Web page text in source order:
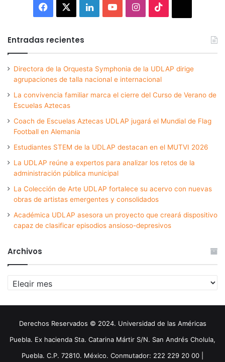
Facebook LinkedInYouTubeInstagram
Entradas recientes
Directora de la Orquesta Symphonia de la UDLAP dirige
agrupaciones de talla nacional e internacional
La convivencia familiar marca el cierre del Curso de Verano de
Escuelas Aztecas
Coach de Escuelas Aztecas UDLAP jugará el Mundial de Flag
Football en Alemania
Estudiantes STEM de la UDLAP destacan en el MUTVI 2026
La UDLAP reúne a expertos para analizar los retos de la
administración pública municipal
La Colección de Arte UDLAP fortalece su acervo con nuevas
obras de artistas emergentes y consolidados
Académica UDLAP asesora un proyecto que creará dispositivo
capaz de clasificar episodios ansioso-depresivos
Archivos
Archivos
Derechos Reservados © 2024. Universidad de las Américas
Puebla. Ex hacienda Sta. Catarina Mártir S/N. San Andrés Cholula,
Puebla. C.P. 72810. México. Conmutador: 222 229 20 00 |